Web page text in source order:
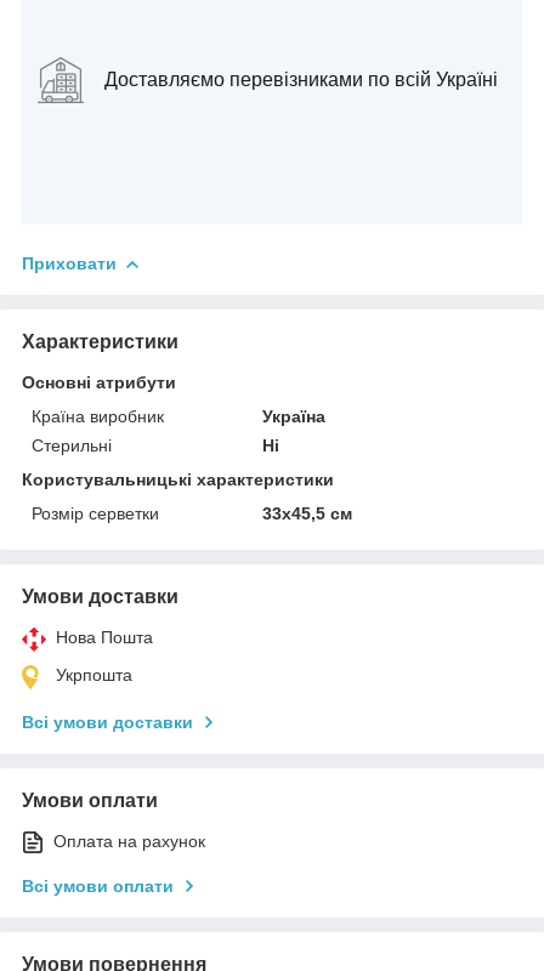
Доставляємо перевізниками по всій Україні
Приховати
Характеристики
Основні атрибути
Країна виробник
Україна
Стерильні
Ні
Користувальницькі характеристики
Розмір серветки
33х45,5 см
Умови доставки
Нова Пошта
Укрпошта
Всі умови доставки
Умови оплати
Оплата на рахунок
Всі умови оплати
Умови повернення